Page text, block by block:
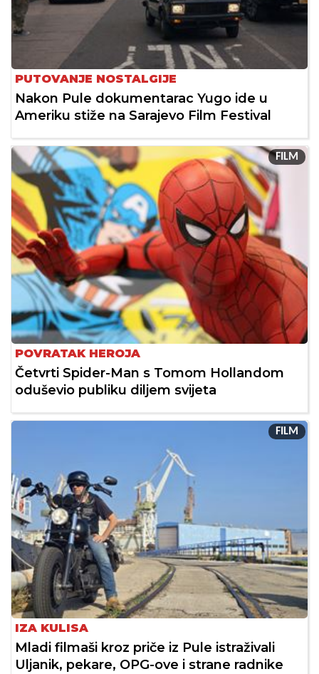
PUTOVANJE NOSTALGIJE
Nakon Pule dokumentarac Yugo ide u
Ameriku stiže na Sarajevo Film Festival
FILM
POVRATAK HEROJA
Četvrti Spider-Man s Tomom Hollandom
oduševio publiku diljem svijeta
FILM
IZA KULISA
Mladi filmaši kroz priče iz Pule istraživali
Uljanik, pekare, OPG-ove i strane radnike